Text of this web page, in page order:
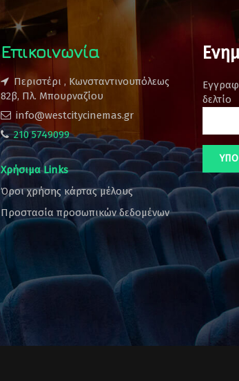
Επικοινωνία
Περιστέρι , Κωνσταντινουπόλεως
82β, Πλ. Μπουρναζίου
info@westcitycinemas.gr
210 5749099
Χρήσιμα Links
Όροι χρήσης κάρτας μέλους
Προστασία προσωπικών δεδομένων
δελτίο